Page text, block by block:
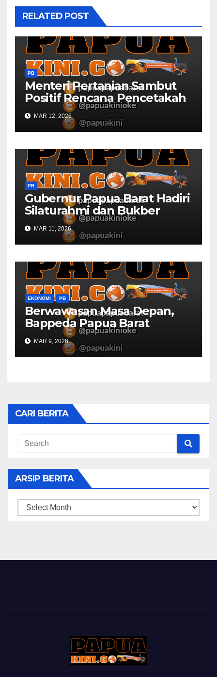
RELATED POST
PB
Menteri Pertanian Sambut
Positif Rencana Pencetakah
Sawah dan Ladang di Papua
Barat
MAR 12, 2026
PB
Gubernur Papua Barat Hadiri
Silaturahmi dan Bukber
Bersama DPR RI dan
Mendagri di IPDN
MAR 11, 2026
EKONOMI PB
Berwawasan Masa Depan,
Bappeda Papua Barat
Konsultasi Publik RKPD 2027
MAR 9, 2026
CARI BERITA
ARSIP BERITA
ARSIP